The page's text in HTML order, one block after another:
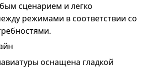
сценарием и легко
режимами в соответствии со
оснащена гладкой